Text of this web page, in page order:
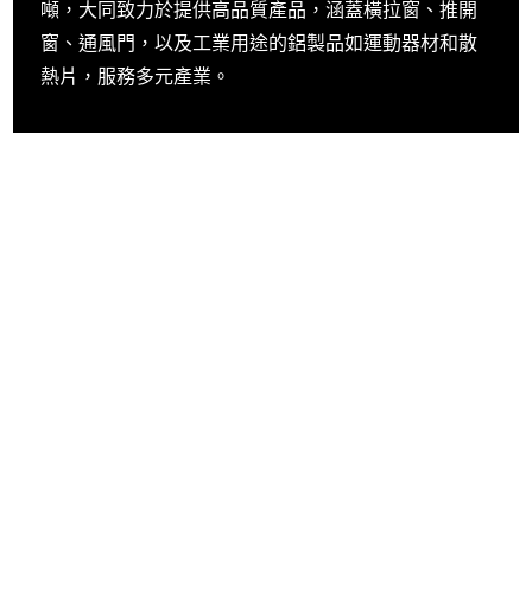
噸，大同致力於提供高品質產品，涵蓋橫拉窗、推開
窗、通風門，以及工業用途的鋁製品如運動器材和散
熱片，服務多元產業。